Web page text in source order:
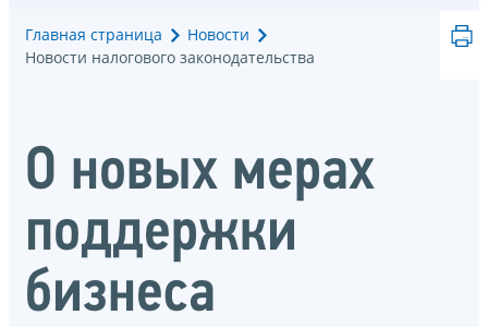
Главная страница
Новости
Новости налогового законодательства
О новых мерах
поддержки
бизнеса